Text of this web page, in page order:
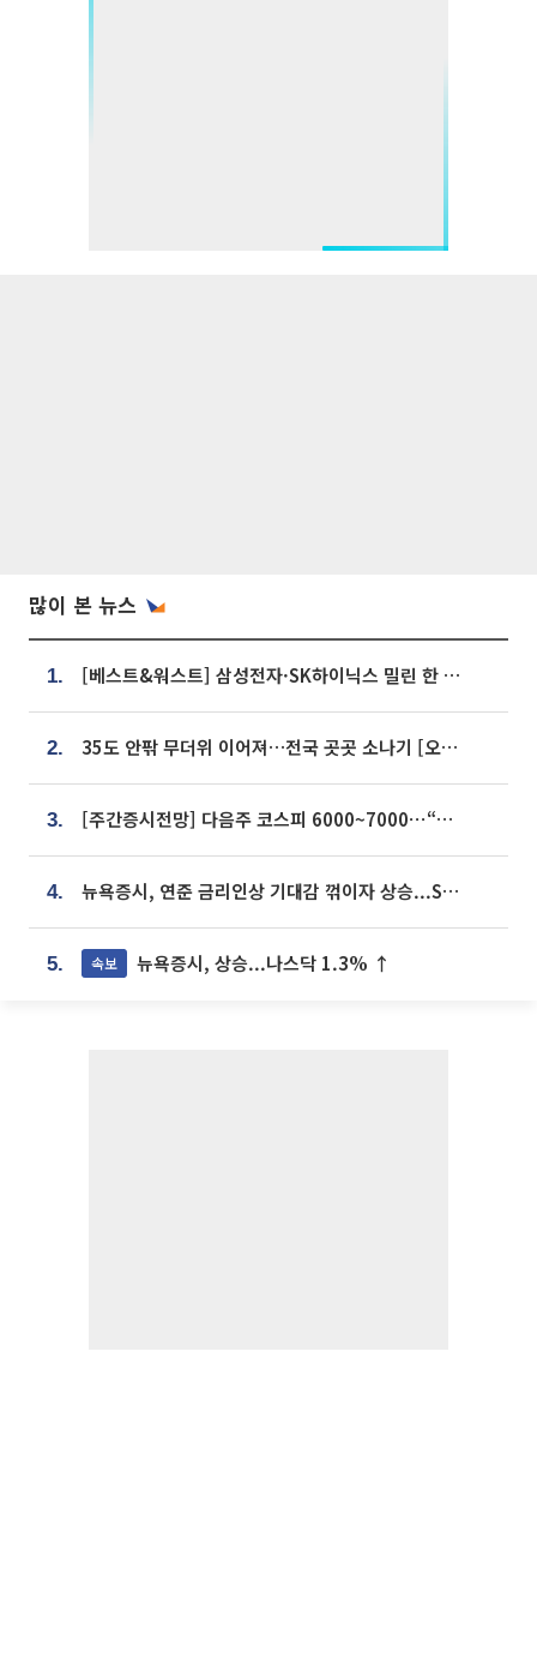
많이 본 뉴스
1. [베스트&워스트] 삼성전자·SK하이닉스 밀린 한 주…상상인증권은 85% 급등
2. 35도 안팎 무더위 이어져…전국 곳곳 소나기 [오늘 날씨]
3. [주간증시전망] 다음주 코스피 6000~7000⋯“外人 수급은 정책이 변수”
4. 뉴욕증시, 연준 금리인상 기대감 꺾이자 상승...S&P500 사상 최고치 [종합]
5. 속보 뉴욕증시, 상승...나스닥 1.3% ↑